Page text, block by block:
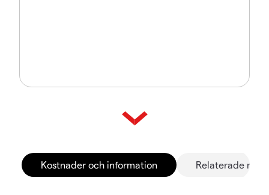
Kostnader och information Relaterade